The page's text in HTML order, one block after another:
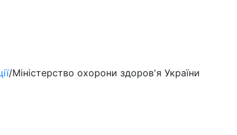
/Міністерство охорони здоров'я України